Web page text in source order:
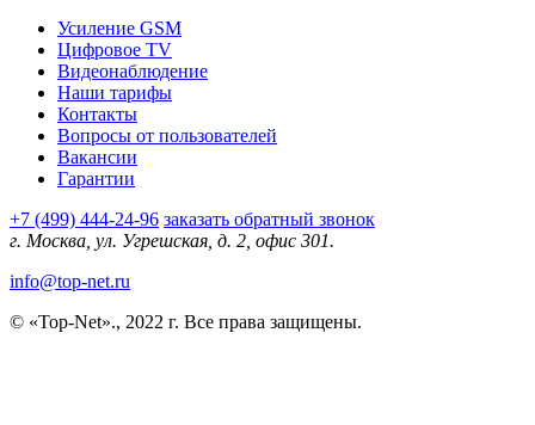
Усиление GSM
Цифровое TV
Видеонаблюдение
Наши тарифы
Контакты
Вопросы от пользователей
Вакансии
Гарантии
+7 (499) 444-24-96 заказать обратный звонок
г. Москва, ул. Угрешская, д. 2, офис 301.
info@top-net.ru
© «Top-Net»., 2022 г. Все права защищены.